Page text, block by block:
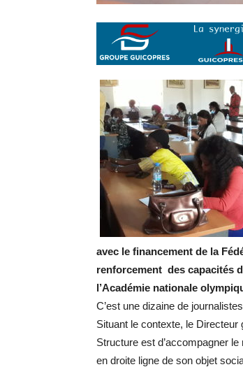
avec le financement de la
renforcement des capacités
l’Académie nationale
C’est une dizaine de
Situant le contexte, le Directeur
Structure est d’accompagner
en droite ligne de son objet